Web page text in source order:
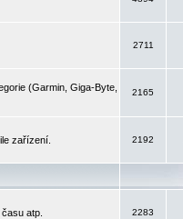
2711
(Garmin, Giga-Byte,
2165
zařízení.
2192
atp.
2283